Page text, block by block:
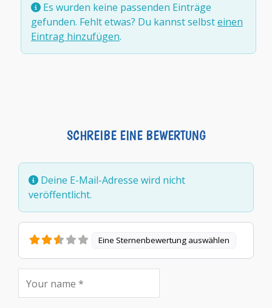
Es wurden keine passenden Einträge
gefunden. Fehlt etwas? Du kannst selbsteinen
Eintrag hinzufügen.
SCHREIBE EINE BEWERTUNG
Deine E-Mail-Adresse wird nicht
veröffentlicht.
Eine Sternenbewertung auswählen